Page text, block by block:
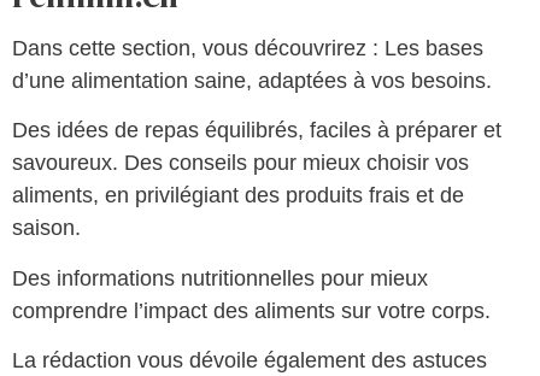
Dans cette section, vous découvrirez : Les bases
d’une alimentation saine, adaptées à vos besoins.
Des idées de repas équilibrés, faciles à préparer et
savoureux. Des conseils pour mieux choisir vos
aliments, en privilégiant des produits frais et de
saison.
Des informations nutritionnelles pour mieux
comprendre l’impact des aliments sur votre corps.
La rédaction vous dévoile également des astuces